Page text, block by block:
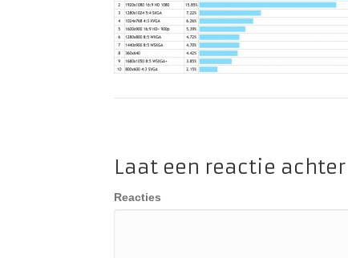
Laat een reactie achter
Reacties